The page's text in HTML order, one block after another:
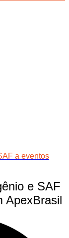
a eventos
e SAF
ApexBrasil